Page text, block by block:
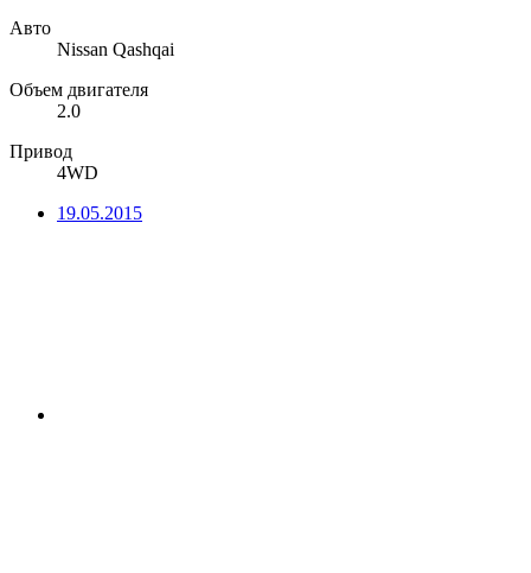
Авто
Nissan Qashqai
Объем двигателя
2.0
Привод
4WD
19.05.2015